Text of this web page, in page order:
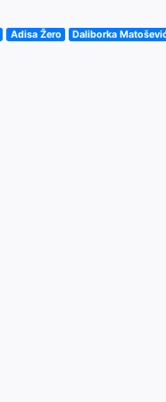
Adisa Žero Daliborka